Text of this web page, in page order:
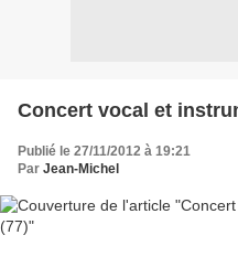
Concert vocal et
Publié le 27/11/2012 à 19:21
Par Jean-Michel